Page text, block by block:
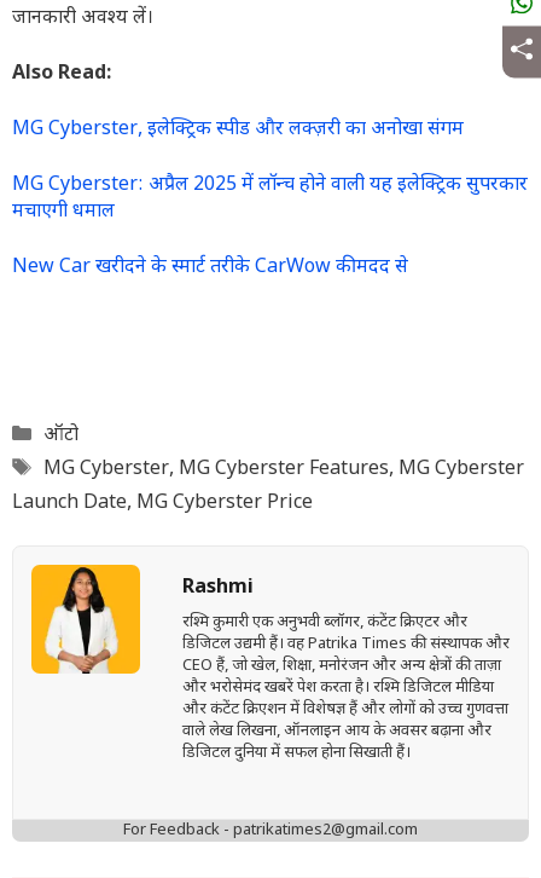
जानकारी अवश्य लें।
Also Read:
MG Cyberster, इलेक्ट्रिक स्पीड और लक्ज़री का अनोखा संगम
MG Cyberster: अप्रैल 2025 में लॉन्च होने वाली यह इलेक्ट्रिक सुपरकार
मचाएगी धमाल
New Car खरीदने के स्मार्ट तरीके CarWow की मदद से
Categories
ऑटो
Tags
MG Cyberster, MG Cyberster Features, MG Cyberster
Launch Date, MG Cyberster Price
Rashmi
रश्मि कुमारी एक अनुभवी ब्लॉगर, कंटेंट क्रिएटर और
डिजिटल उद्यमी हैं। वह Patrika Times की संस्थापक और
CEO हैं, जो खेल, शिक्षा, मनोरंजन और अन्य क्षेत्रों की ताज़ा
और भरोसेमंद खबरें पेश करता है। रश्मि डिजिटल मीडिया
और कंटेंट क्रिएशन में विशेषज्ञ हैं और लोगों को उच्च गुणवत्ता
वाले लेख लिखना, ऑनलाइन आय के अवसर बढ़ाना और
डिजिटल दुनिया में सफल होना सिखाती हैं।
For Feedback - patrikatimes2@gmail.com